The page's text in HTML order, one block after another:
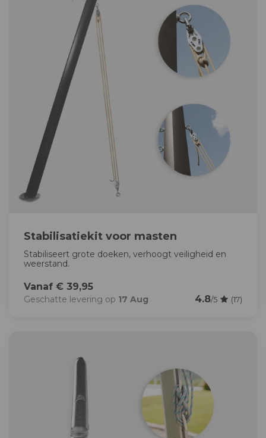
Stabilisatiekit voor masten
Stabiliseert grote doeken, verhoogt veiligheid en
weerstand.
Vanaf € 39,95
Geschatte levering op 17 Aug 4.8/5 (17)